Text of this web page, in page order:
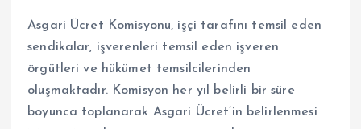
Asgari Ücret Komisyonu, işçi tarafını temsil eden
sendikalar, işverenleri temsil eden işveren
örgütleri ve hükümet temsilcilerinden
oluşmaktadır. Komisyon her yıl belirli bir süre
boyunca toplanarak Asgari Ücret’in belirlenmesi